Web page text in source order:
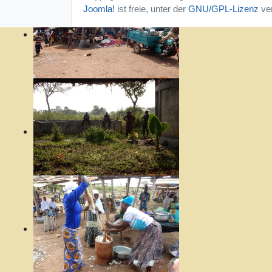
Joomla! ist freie, unter der GNU/GPL-Lizenz